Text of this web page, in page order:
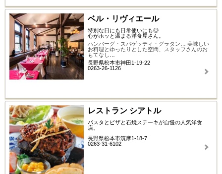
ベル・リヴィエール
特別な日にも日常使いにも◎
心がホッと温まる洋食屋さん。
ハンバーグ・スパゲッティ・グラタン… 美味しい
お料理とゆったりとした空間、スタッフさんのお
もてなし…
長野県松本市神田1-19-22
0263-26-1126
レストラン シアトル
パスタとピザと石焼ステーキが自慢の人気洋食
店。
長野県松本市筑摩1-18-7
0263-31-6102